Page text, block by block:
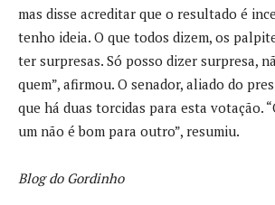
mas disse acreditar que o resultado é
tenho ideia. O que todos dizem, os
ter surpresas. Só posso dizer surpresa,
quem”, afirmou. O senador, aliado do
que há duas torcidas para esta votação.
um não é bom para outro”, resumiu.
Blog do Gordinho